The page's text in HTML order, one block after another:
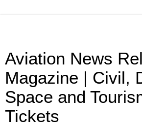
Aviation News
Magazine | Civil,
Space and
Tickets